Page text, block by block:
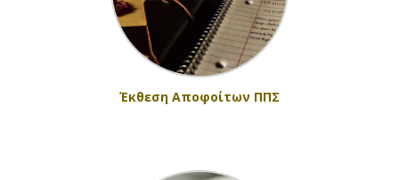
Έκθεση Αποφοίτων ΠΠΣ